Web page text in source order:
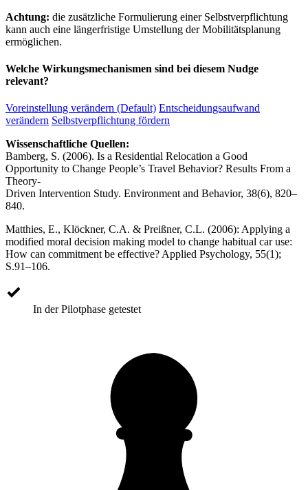
Achtung: die zusätzliche Formulierung einer Selbstverpflichtung
kann auch eine längerfristige Umstellung der Mobilitätsplanung
ermöglichen.
Welche Wirkungsmechanismen sind bei diesem Nudge
relevant?
Voreinstellung verändern (Default) Entscheidungsaufwand
verändern Selbstverpflichtung fördern
Wissenschaftliche Quellen:
Bamberg, S. (2006). Is a Residential Relocation a Good
Opportunity to Change People’s Travel Behavior? Results From a
Theory-
Driven Intervention Study. Environment and Behavior, 38(6), 820–
840.
Matthies, E., Klöckner, C.A. & Preißner, C.L. (2006): Applying a
modified moral decision making model to change habitual car use:
How can commitment be effective? Applied Psychology, 55(1);
S.91–106.
In der Pilotphase getestet